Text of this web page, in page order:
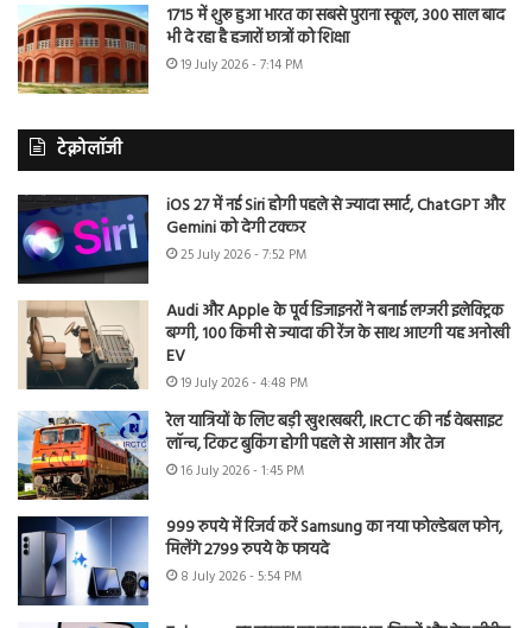
1715 में शुरू हुआ भारत का सबसे पुराना स्कूल, 300 साल बाद
भी दे रहा है हजारों छात्रों को शिक्षा
19 July 2026 - 7:14 PM
टेक्नोलॉजी
iOS 27 में नई Siri होगी पहले से ज्यादा स्मार्ट, ChatGPT और
Gemini को देगी टक्कर
25 July 2026 - 7:52 PM
Audi और Apple के पूर्व डिजाइनरों ने बनाई लग्जरी इलेक्ट्रिक
बग्गी, 100 किमी से ज्यादा की रेंज के साथ आएगी यह अनोखी
EV
19 July 2026 - 4:48 PM
रेल यात्रियों के लिए बड़ी खुशखबरी, IRCTC की नई वेबसाइट
लॉन्च, टिकट बुकिंग होगी पहले से आसान और तेज
16 July 2026 - 1:45 PM
999 रुपये में रिजर्व करें Samsung का नया फोल्डेबल फोन,
मिलेंगे 2799 रुपये के फायदे
8 July 2026 - 5:54 PM